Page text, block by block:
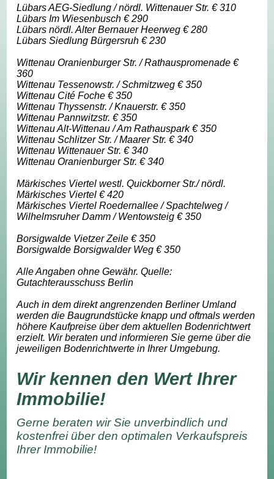
Lübars AEG-Siedlung / nördl. Wittenauer Str. € 310
Lübars Im Wiesenbusch € 290
Lübars nördl. Alter Bernauer Heerweg € 280
Lübars Siedlung Bürgersruh € 230
Wittenau Oranienburger Str. / Rathauspromenade €
360
Wittenau Tessenowstr. / Schmitzweg € 350
Wittenau Cité Foche € 350
Wittenau Thyssenstr. / Knauerstr. € 350
Wittenau Pannwitzstr. € 350
Wittenau Alt-Wittenau / Am Rathauspark € 350
Wittenau Schlitzer Str. / Maarer Str. € 340
Wittenau Wittenauer Str. € 340
Wittenau Oranienburger Str. € 340
Märkisches Viertel westl. Quickborner Str./ nördl.
Märkisches Viertel € 420
Märkisches Viertel Roedernallee / Spachtelweg /
Wilhelmsruher Damm / Wentowsteig € 350
Borsigwalde Vietzer Zeile € 350
Borsigwalde Borsigwalder Weg € 350
Alle Angaben ohne Gewähr. Quelle:
Gutachterausschuss Berlin
Auch in dem direkt angrenzenden Berliner Umland
werden die Baugrundstücke knapp und oftmals werden
höhere Kaufpreise über dem aktuellen Bodenrichtwert
erzielt. Wir beraten und informieren Sie gerne über die
jeweiligen Bodenrichtwerte in Ihrer Umgebung.
Wir kennen den Wert Ihrer
Immobilie!
Gerne beraten wir Sie unverbindlich und
kostenfrei über den optimalen Verkaufspreis
Ihrer Immobilie!